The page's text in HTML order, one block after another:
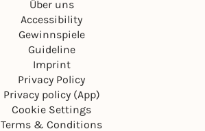
Über uns
Accessibility
Gewinnspiele
Guideline
Imprint
Privacy Policy
Privacy policy (App)
Cookie Settings
Terms & Conditions